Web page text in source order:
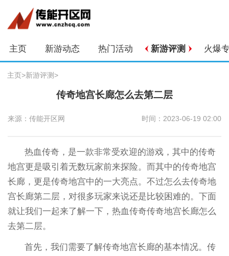
主页 新游动态 热门活动 新游评测 火爆
主页>新游评测>
传奇地宫长廊怎么去第二层
来源：传能开区网 时间：2023-06-19 02:00
热血传奇，是一款非常受欢迎的游戏，其中的传奇
地宫更是吸引着无数玩家前来探险。而其中的传奇地宫
长廊，更是传奇地宫中的一大亮点。不过怎么去传奇地
宫长廊第二层，对很多玩家来说还是比较困难的。下面
就让我们一起来了解一下，热血传奇传奇地宫长廊怎么
去第二层。
首先，我们需要了解传奇地宫长廊的基本情况。传